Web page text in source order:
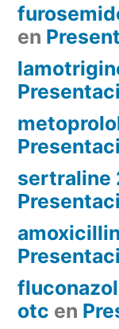
en
sertraline
otc en